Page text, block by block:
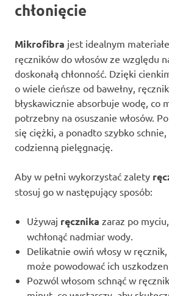
chłonięcie
Mikrofibra jest idealnym
ręczników do włosów ze względu
doskonałą chłonność. Dzięki
o wiele cieńsze od bawełny,
błyskawicznie absorbuje wodę, co
potrzebny na osuszanie włosów.
się ciężki, a ponadto szybko
codzienną pielęgnację.
Aby w pełni wykorzystać zalety
stosuj go w następujący sposób:
Używaj ręcznika zaraz po
wchłonąć nadmiar wody.
Delikatnie owiń włosy w
może powodować ich
Pozwól włosom schnąć w